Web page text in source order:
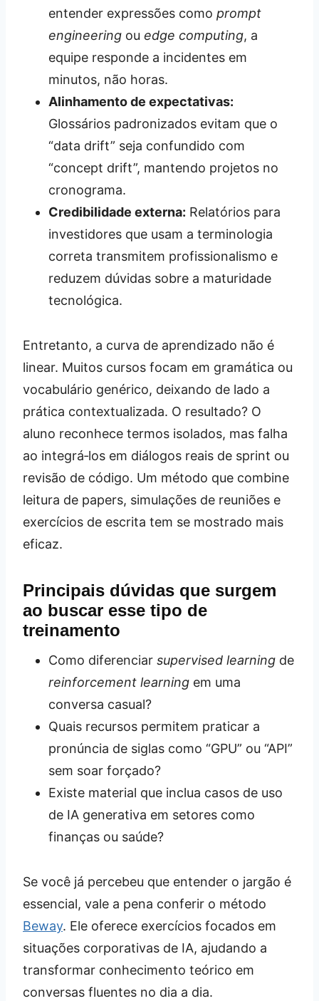
entender expressões como prompt
engineering ou edge computing, a
equipe responde a incidentes em
minutos, não horas.
Alinhamento de expectativas:
Glossários padronizados evitam que o
“data drift” seja confundido com
“concept drift”, mantendo projetos no
cronograma.
Credibilidade externa: Relatórios para
investidores que usam a terminologia
correta transmitem profissionalismo e
reduzem dúvidas sobre a maturidade
tecnológica.
Entretanto, a curva de aprendizado não é
linear. Muitos cursos focam em gramática ou
vocabulário genérico, deixando de lado a
prática contextualizada. O resultado? O
aluno reconhece termos isolados, mas falha
ao integrá‑los em diálogos reais de sprint ou
revisão de código. Um método que combine
leitura de papers, simulações de reuniões e
exercícios de escrita tem se mostrado mais
eficaz.
Principais dúvidas que surgem
ao buscar esse tipo de
treinamento
Como diferenciar supervised learning de
reinforcement learning em uma
conversa casual?
Quais recursos permitem praticar a
pronúncia de siglas como “GPU” ou “API”
sem soar forçado?
Existe material que inclua casos de uso
de IA generativa em setores como
finanças ou saúde?
Se você já percebeu que entender o jargão é
essencial, vale a pena conferir o método
Beway. Ele oferece exercícios focados em
situações corporativas de IA, ajudando a
transformar conhecimento teórico em
conversas fluentes no dia a dia.